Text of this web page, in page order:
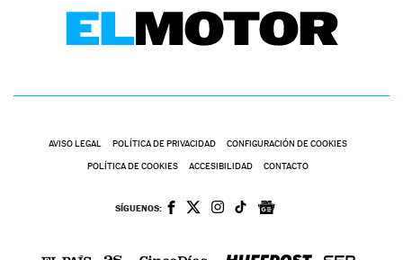
AVISO LEGAL POLÍTICA DE PRIVACIDAD CONFIGURACIÓN DE COOKIES
POLÍTICA DE COOKIES ACCESIBILIDAD CONTACTO
SÍGUENOS: